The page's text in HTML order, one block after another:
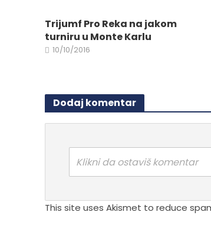
izabrane
na
Trijumf Pro Reka na jakom
turniru u Monte Karlu
10/10/2016
Dodaj komentar
Klikni da ostaviš komentar
This site uses Akismet to reduce